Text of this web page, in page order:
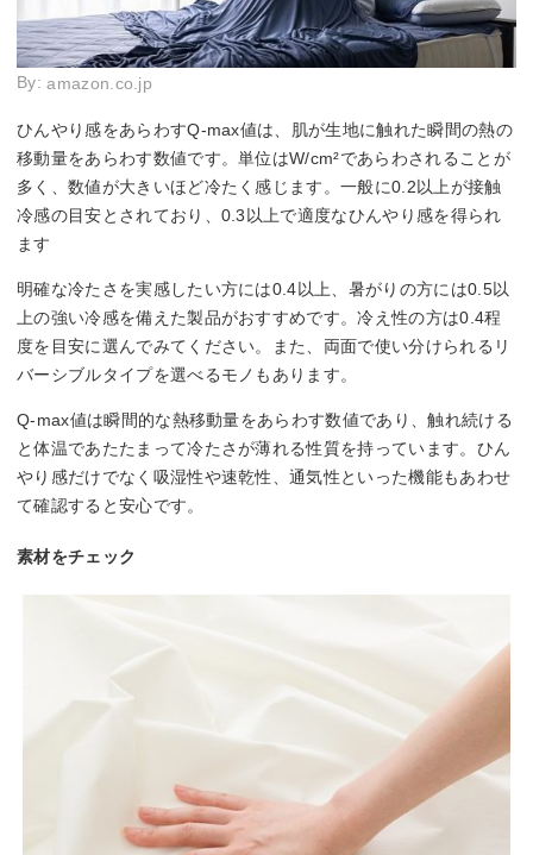
By:amazon.co.jp
ひんやり感をあらわすQ-max値は、肌が生地に触れた瞬間の熱の
移動量をあらわす数値です。単位はW/cm²であらわされることが
多く、数値が大きいほど冷たく感じます。一般に0.2以上が接触
冷感の目安とされており、0.3以上で適度なひんやり感を得られ
ます
明確な冷たさを実感したい方には0.4以上、暑がりの方には0.5以
上の強い冷感を備えた製品がおすすめです。冷え性の方は0.4程
度を目安に選んでみてください。また、両面で使い分けられるリ
バーシブルタイプを選べるモノもあります。
Q-max値は瞬間的な熱移動量をあらわす数値であり、触れ続ける
と体温であたたまって冷たさが薄れる性質を持っています。ひん
やり感だけでなく吸湿性や速乾性、通気性といった機能もあわせ
て確認すると安心です。
素材をチェック